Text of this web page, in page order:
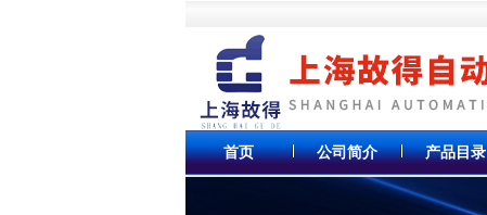
首页 公司简介 产品目录